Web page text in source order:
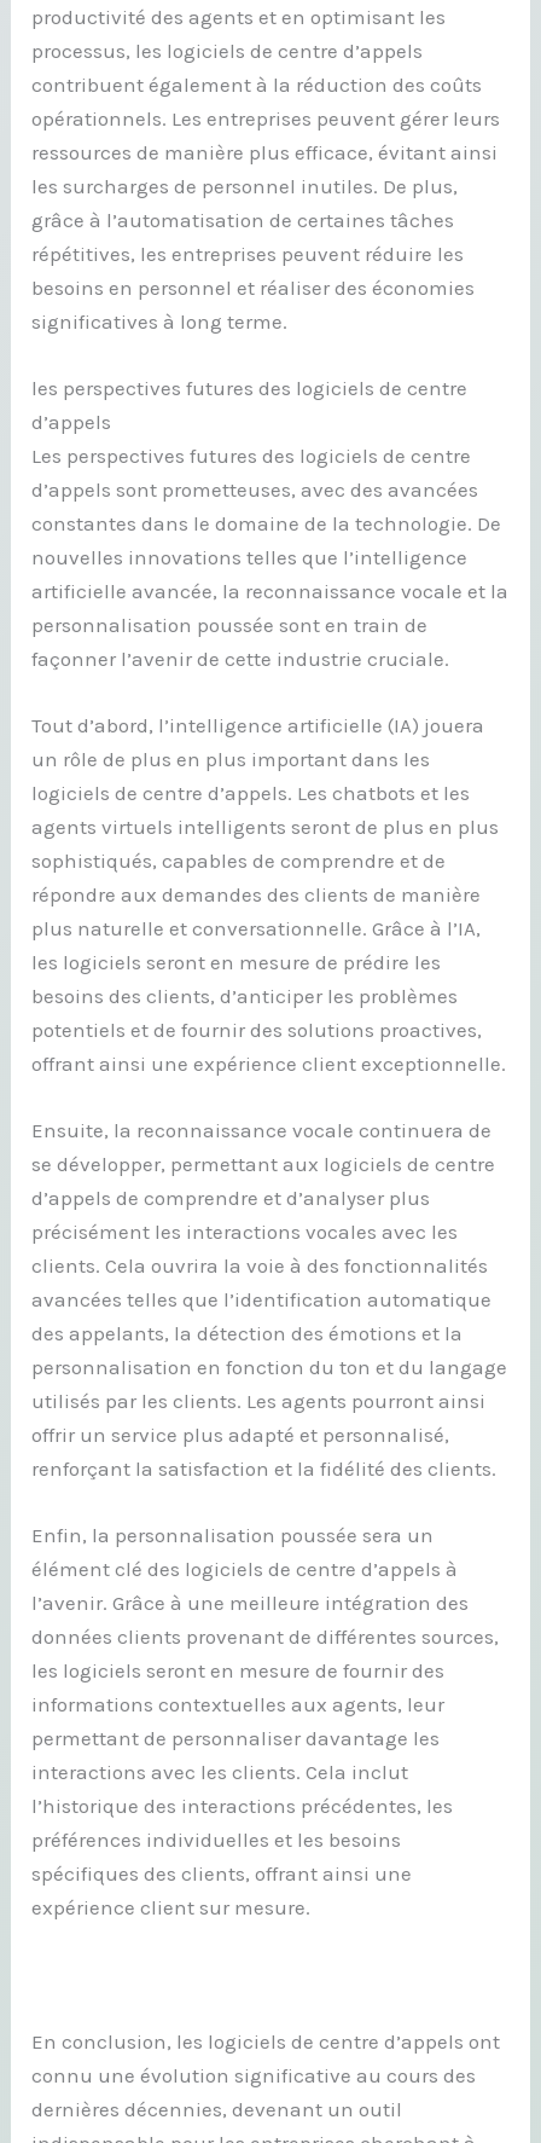
productivité des agents et en optimisant les
processus, les logiciels de centre d’appels
contribuent également à la réduction des coûts
opérationnels. Les entreprises peuvent gérer leurs
ressources de manière plus efficace, évitant ainsi
les surcharges de personnel inutiles. De plus,
grâce à l’automatisation de certaines tâches
répétitives, les entreprises peuvent réduire les
besoins en personnel et réaliser des économies
significatives à long terme.
les perspectives futures des logiciels de centre
d’appels
Les perspectives futures des logiciels de centre
d’appels sont prometteuses, avec des avancées
constantes dans le domaine de la technologie. De
nouvelles innovations telles que l’intelligence
artificielle avancée, la reconnaissance vocale et la
personnalisation poussée sont en train de
façonner l’avenir de cette industrie cruciale.
Tout d’abord, l’intelligence artificielle (IA) jouera
un rôle de plus en plus important dans les
logiciels de centre d’appels. Les chatbots et les
agents virtuels intelligents seront de plus en plus
sophistiqués, capables de comprendre et de
répondre aux demandes des clients de manière
plus naturelle et conversationnelle. Grâce à l’IA,
les logiciels seront en mesure de prédire les
besoins des clients, d’anticiper les problèmes
potentiels et de fournir des solutions proactives,
offrant ainsi une expérience client exceptionnelle.
Ensuite, la reconnaissance vocale continuera de
se développer, permettant aux logiciels de centre
d’appels de comprendre et d’analyser plus
précisément les interactions vocales avec les
clients. Cela ouvrira la voie à des fonctionnalités
avancées telles que l’identification automatique
des appelants, la détection des émotions et la
personnalisation en fonction du ton et du langage
utilisés par les clients. Les agents pourront ainsi
offrir un service plus adapté et personnalisé,
renforçant la satisfaction et la fidélité des clients.
Enfin, la personnalisation poussée sera un
élément clé des logiciels de centre d’appels à
l’avenir. Grâce à une meilleure intégration des
données clients provenant de différentes sources,
les logiciels seront en mesure de fournir des
informations contextuelles aux agents, leur
permettant de personnaliser davantage les
interactions avec les clients. Cela inclut
l’historique des interactions précédentes, les
préférences individuelles et les besoins
spécifiques des clients, offrant ainsi une
expérience client sur mesure.
En conclusion, les logiciels de centre d’appels ont
connu une évolution significative au cours des
dernières décennies, devenant un outil